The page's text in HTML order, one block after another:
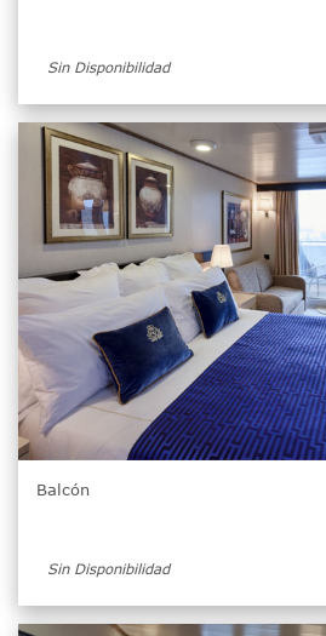
Sin Disponibilidad
Balcón
Sin Disponibilidad